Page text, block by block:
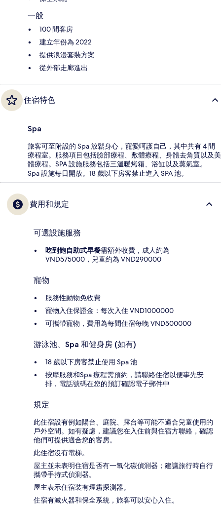
一般
100 間客房
建立年份為 2022
提供浪漫套裝方案
從外部走廊進出
住宿特色
Spa
旅客可至附設的 Spa 放鬆身心，寵愛呵護自己，其中共有 4 間
療程室。服務項目包括臉部療程、敷體療程、身體去角質以及美
體療程。SPA 設施服務包括三溫暖烤箱、浴缸以及蒸氣室。
Spa 設施每日開放。18 歲以下房客禁止進入 SPA 池。
費用和規定
可選設施服務
吃到飽自助式早餐需額外收費，成人約為
VND575000，兒童約為 VND290000
寵物
服務性動物免收費
寵物入住保證金：每次入住 VND1000000
可攜帶寵物，費用為每間住宿每晚 VND500000
游泳池、Spa 和健身房 (如有)
18 歲以下房客禁止使用 Spa 池
按摩服務和Spa 療程需預約，請聯絡住宿以便事先安
排，電話號碼在您的預訂確認電子郵件中
規定
此住宿設有例如陽台、庭院、露台等可能不適合兒童使用的
戶外空間。如有疑慮，建議您在入住前與住宿方聯絡，確認
他們可提供適合您的客房。
此住宿沒有電梯。
屋主並未表明住宿是否有一氧化碳偵測器；建議旅行時自行
攜帶手持式偵測器。
屋主表示住宿裝有煙霧探測器。
住宿有滅火器和保全系統，旅客可以安心入住。